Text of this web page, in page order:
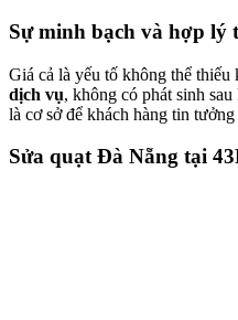
Sự minh bạch và hợp lý
Giá cả là yếu tố không thể
dịch vụ, không có phát sinh
là cơ sở để khách hàng tin
Sửa quạt Đà Nẵng tại